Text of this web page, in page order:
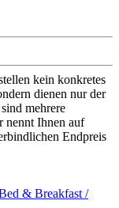
kein konkretes
dienen nur der
mehrere
nennt Ihnen auf
Endpreis
& Breakfast /